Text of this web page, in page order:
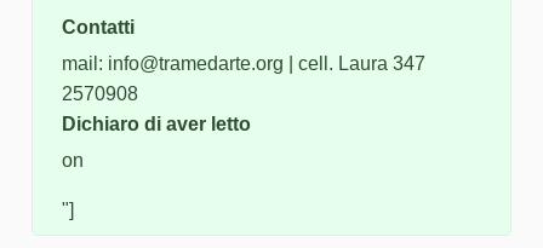
Contatti
mail: info@tramedarte.org | cell. Laura 347
2570908
Dichiaro di aver letto
on
"]